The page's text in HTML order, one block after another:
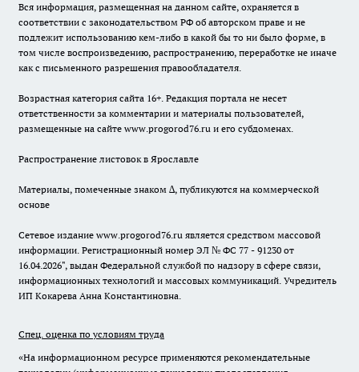
Вся информация, размещенная на данном сайте, охраняется в
соответствии с законодательством РФ об авторском праве и не
подлежит использованию кем-либо в какой бы то ни было форме, в
том числе воспроизведению, распространению, переработке не иначе
как с письменного разрешения правообладателя.
Возрастная категория сайта 16+. Редакция портала не несет
ответственности за комментарии и материалы пользователей,
размещенные на сайте www.progorod76.ru и его субдоменах.
Распространение листовок в Ярославле
Материалы, помеченные знаком ∆, публикуются на коммерческой
основе
Сетевое издание www.progorod76.ru является средством массовой
информации. Регистрационный номер ЭЛ № ФС 77 - 91230 от
16.04.2026", выдан Федеральной службой по надзору в сфере связи,
информационных технологий и массовых коммуникаций. Учредитель
ИП Кокарева Анна Константиновна.
Спец. оценка по условиям труда
«На информационном ресурсе применяются рекомендательные